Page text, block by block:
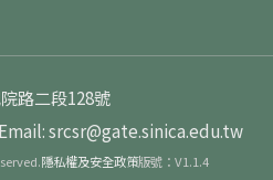
路二段128號
Email: srcsr@gate.sinica.edu.tw
隱私權及安全政策版號：V1.1.4